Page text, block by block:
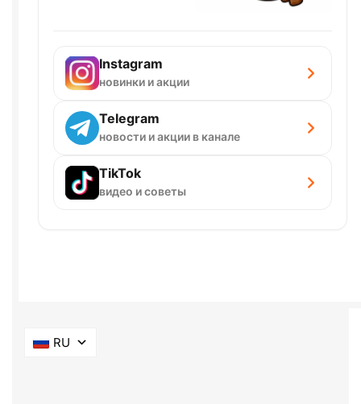
Instagram
новинки и акции
Telegram
новости и акции в канале
TikTok
видео и советы
RU